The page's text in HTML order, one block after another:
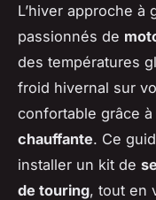
L’hiver approche à
passionnés de
des températures
froid hivernal sur
confortable grâce à
chauffante. Ce
installer un kit de
de touring, tout en